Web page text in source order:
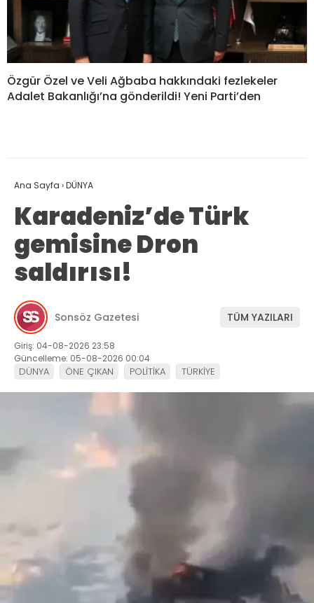
Özgür Özel ve Veli Ağbaba hakkındaki fezlekeler
Adalet Bakanlığı’na gönderildi! Yeni Parti’den
Ana Sayfa ›DÜNYA
Karadeniz’de Türk
gemisine Dron
saldırısı!
Sonsöz Gazetesi TÜM YAZILARI
Giriş: 04-08-2026 23:58
Güncelleme: 05-08-2026 00:04
DÜNYA ÖNE ÇIKAN POLİTİKA TÜRKİYE